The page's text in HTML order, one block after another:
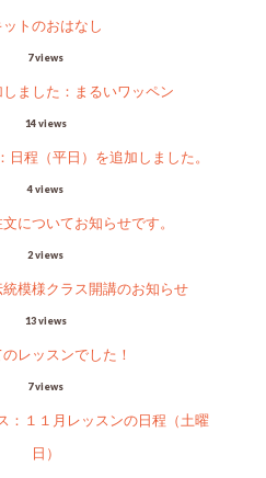
ットのおはなし
7 views
ました：まるいワッペン
14 views
日程（平日）を追加しました。
4 views
についてお知らせです。
2 views
模様クラス開講のお知らせ
13 views
レッスンでした！
7 views
：１１月レッスンの日程（土曜
日）